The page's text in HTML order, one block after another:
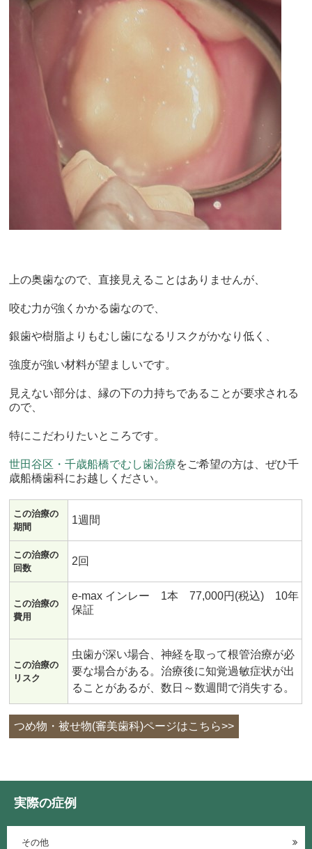
上の奥歯なので、直接見えることはありませんが、
咬む力が強くかかる歯なので、
銀歯や樹脂よりもむし歯になるリスクがかなり低く、
強度が強い材料が望ましいです。
見えない部分は、縁の下の力持ちであることが要求される
ので、
特にこだわりたいところです。
世田谷区・千歳船橋でむし歯治療をご希望の方は、ぜひ千
歳船橋歯科にお越しください。
この治療の
期間
1週間
この治療の
回数
2回
この治療の
費用
e-max インレー 1本 77,000円(税込) 10年
保証
この治療の
リスク
虫歯が深い場合、神経を取って根管治療が必
要な場合がある。治療後に知覚過敏症状が出
ることがあるが、数日～数週間で消失する。
つめ物・被せ物(審美歯科)ページはこちら>>
実際の症例
その他